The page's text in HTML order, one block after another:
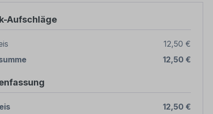
Aufschläge
12,50 €
12,50 €
12,50 €